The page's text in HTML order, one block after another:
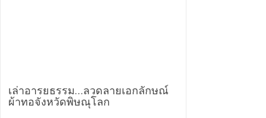
เล่าอารยธรรม…ลวดลายเอกลักษณ์
ผ้าทอจังหวัดพิษณุโลก